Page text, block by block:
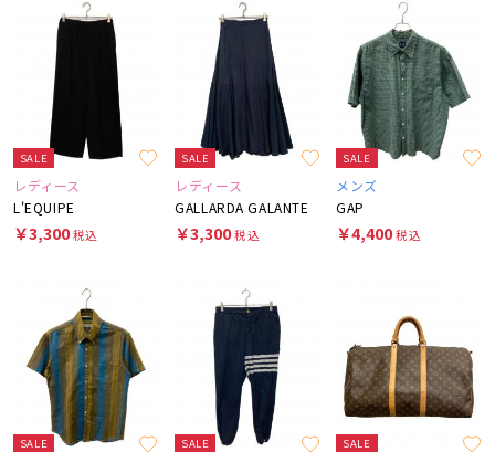
SALE
レディース
L'EQUIPE
￥3,300税込
SALE
レディース
GALLARDA GALANTE
￥3,300税込
SALE
メンズ
GAP
￥4,400税込
SALE SALE SALE